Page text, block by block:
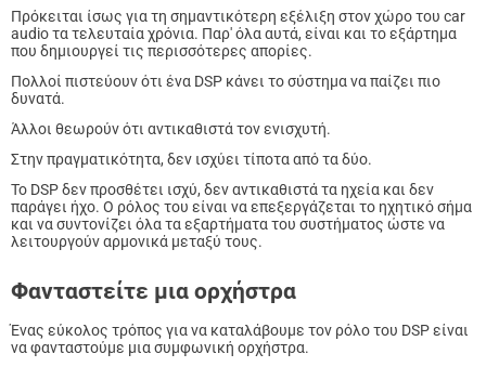
Πρόκειται ίσως για τη σημαντικότερη εξέλιξη στον χώρο του car
audio τα τελευταία χρόνια. Παρ' όλα αυτά, είναι και το εξάρτημα
που δημιουργεί τις περισσότερες απορίες.
Πολλοί πιστεύουν ότι ένα DSP κάνει το σύστημα να παίζει πιο
δυνατά.
Άλλοι θεωρούν ότι αντικαθιστά τον ενισχυτή.
Στην πραγματικότητα, δεν ισχύει τίποτα από τα δύο.
Το DSP δεν προσθέτει ισχύ, δεν αντικαθιστά τα ηχεία και δεν
παράγει ήχο. Ο ρόλος του είναι να επεξεργάζεται το ηχητικό σήμα
και να συντονίζει όλα τα εξαρτήματα του συστήματος ώστε να
λειτουργούν αρμονικά μεταξύ τους.
Φανταστείτε μια ορχήστρα
Ένας εύκολος τρόπος για να καταλάβουμε τον ρόλο του DSP είναι
να φανταστούμε μια συμφωνική ορχήστρα.